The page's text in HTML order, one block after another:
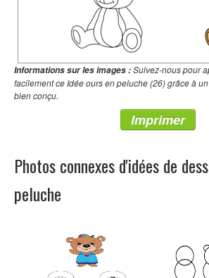
Informations sur les images :Suivez-nous pour
facilement ce Idée ours en peluche (26) grâce à
bien conçu.
Imprimer
Photos connexes d'idées de
peluche